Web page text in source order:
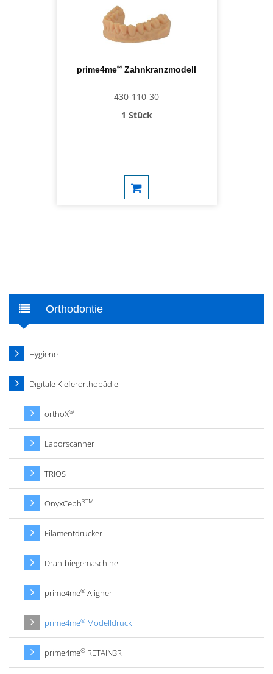
prime4me® Zahnkranzmodell
430-110-30
1 Stück
Orthodontie
Hygiene
Digitale Kieferorthopädie
orthoX®
Laborscanner
TRIOS
OnyxCeph3TM
Filamentdrucker
Drahtbiegemaschine
prime4me® Aligner
prime4me® Modelldruck
prime4me® RETAIN3R